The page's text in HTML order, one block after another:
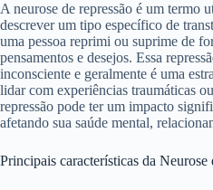
A neurose de repressão é um termo
descrever um tipo específico de
uma pessoa reprimi ou suprime de
pensamentos e desejos. Essa
inconsciente e geralmente é uma
lidar com experiências traumáticas
repressão pode ter um impacto
afetando sua saúde mental,
Principais características da Neurose